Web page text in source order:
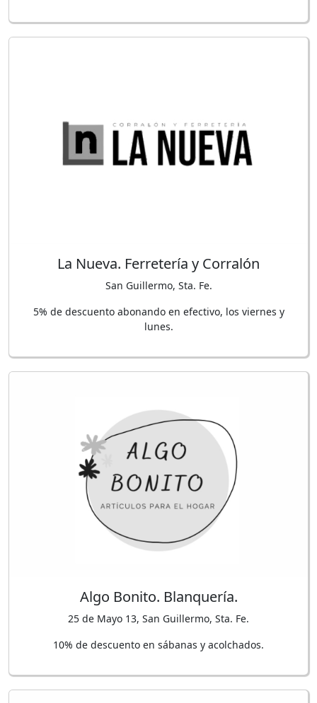
La Nueva. Ferretería y Corralón
San Guillermo, Sta. Fe.
5% de descuento abonando en efectivo, los viernes y
lunes.
Algo Bonito. Blanquería.
25 de Mayo 13, San Guillermo, Sta. Fe.
10% de descuento en sábanas y acolchados.